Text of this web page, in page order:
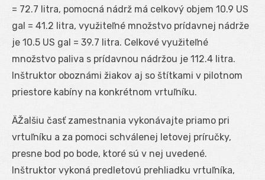
= 72.7 litra, pomocná nádrž má celkový objem 10.9 US
gal = 41.2 litra, využiteľné množstvo prídavnej nádrže
je 10.5 US gal = 39.7 litra. Celkové využiteľné
množstvo paliva s prídavnou nádržou je 112.4 litra.
Inštruktor oboznámi žiakov aj so štítkami v pilotnom
priestore kabíny na konkrétnom vrtuľníku.
ÄŽalšiu časť zamestnania vykonávajte priamo pri
vrtuľníku a za pomoci schválenej letovej príručky,
presne bod po bode, ktoré sú v nej uvedené.
Inštruktor vykoná predletovú prehliadku vrtuľníka,